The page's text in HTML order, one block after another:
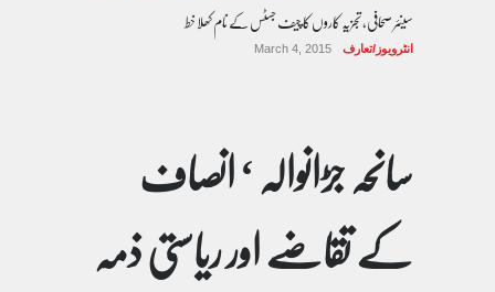
سینئر صحافی، تجزیہ کاروں کا چیف جسٹس کے نام کھلا خط
انٹرویوز/تعارف March 4, 2015
سانحہ جڑانوالہ ‘ انصاف
کے تقاضے اور ریاستی ذمہ